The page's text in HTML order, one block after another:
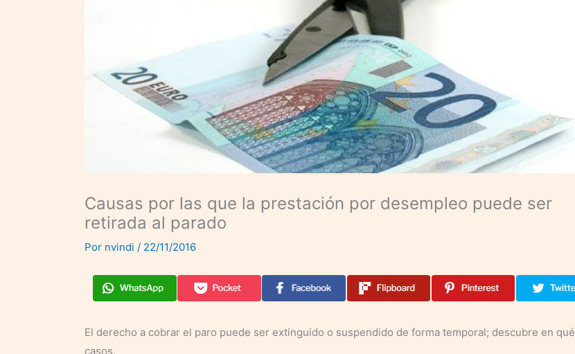
Causas por las que la prestación por desempleo puede ser
retirada al parado
Por nvindi / 22/11/2016
El derecho a cobrar el paro puede ser extinguido o suspendido de forma temporal; descubre en qué
casos.